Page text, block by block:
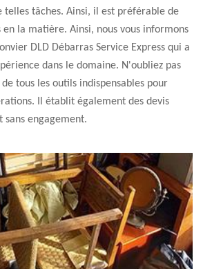
tâches. Ainsi, il est préférable de
la matière. Ainsi, nous vous informons
DLD Débarras Service Express qui a
dans le domaine. N'oubliez pas
tous les outils indispensables pour
Il établit également des devis
engagement.